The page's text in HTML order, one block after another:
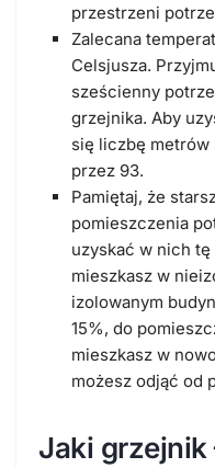
przestrzeni
Zalecana
Celsjusza.
sześcienny
grzejnika. Aby
się liczbę
przez 93.
Pamiętaj, że
pomieszczenia
uzyskać w nich
mieszkasz w
izolowanym
15%, do
mieszkasz w
możesz odjąć od
Jaki grzejnik